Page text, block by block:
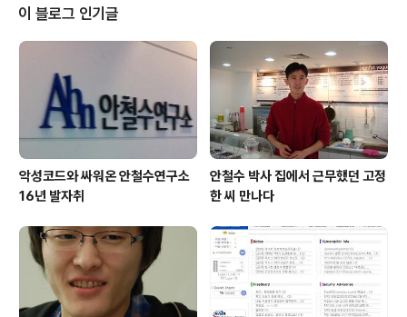
열의 아기자기한 소품들이 배치되어 있다. 사랑스러운 핑
크색을 좋아하는 그녀는 사랑스러운 안랩인으로 예상된다.
^^* 김호정 차장의 개성 있는 자리. 노인걸 선임연구원 가
족 사진과, 품질보증팀의 연수생들과 함께 찍은 사진들로
가득한 노인걸 선임 자리의 한쪽 벽면. 연수생들 대한 남치
는 애정을 확인할 수 있어 인상깊은..
이 블로그 인기글
악성코드와 싸워온 안철수연구소
16년 발자취
안철수 박사 집에서 근무했던 고정
한 씨 만나다